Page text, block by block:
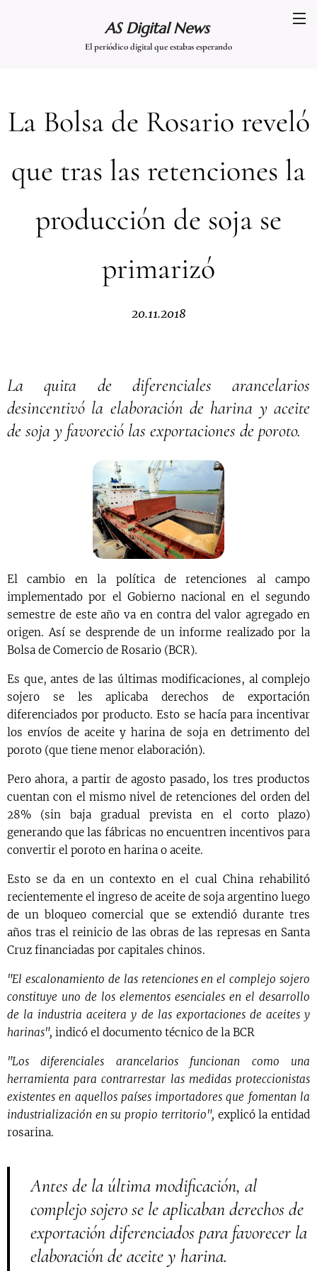
AS Digital News
El periódico digital que estabas esperando
La Bolsa de Rosario reveló
que tras las retenciones la
producción de soja se
primarizó
20.11.2018
La quita de diferenciales arancelarios
desincentivó la elaboración de harina y aceite
de soja y favoreció las exportaciones de poroto.
El cambio en la política de retenciones al campo
implementado por el Gobierno nacional en el segundo
semestre de este año va en contra del valor agregado en
origen. Así se desprende de un informe realizado por la
Bolsa de Comercio de Rosario (BCR).
Es que, antes de las últimas modificaciones, al complejo
sojero se les aplicaba derechos de exportación
diferenciados por producto. Esto se hacía para incentivar
los envíos de aceite y harina de soja en detrimento del
poroto (que tiene menor elaboración).
Pero ahora, a partir de agosto pasado, los tres productos
cuentan con el mismo nivel de retenciones del orden del
28% (sin baja gradual prevista en el corto plazo)
generando que las fábricas no encuentren incentivos para
convertir el poroto en harina o aceite.
Esto se da en un contexto en el cual China rehabilitó
recientemente el ingreso de aceite de soja argentino luego
de un bloqueo comercial que se extendió durante tres
años tras el reinicio de las obras de las represas en Santa
Cruz financiadas por capitales chinos.
"El escalonamiento de las retenciones en el complejo sojero
constituye uno de los elementos esenciales en el desarrollo
de la industria aceitera y de las exportaciones de aceites y
harinas", indicó el documento técnico de la BCR
"Los diferenciales arancelarios funcionan como una
herramienta para contrarrestar las medidas proteccionistas
existentes en aquellos países importadores que fomentan la
industrialización en su propio territorio", explicó la entidad
rosarina.
Antes de la última modificación, al
complejo sojero se le aplicaban derechos de
exportación diferenciados para favorecer la
elaboración de aceite y harina.